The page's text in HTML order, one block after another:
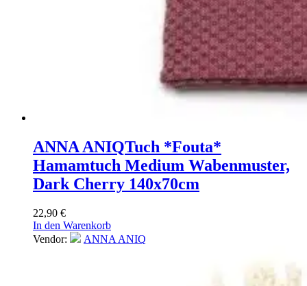
ANNA ANIQTuch *Fouta*
Hamamtuch Medium Wabenmuster,
Dark Cherry 140x70cm
22,90 €
In den Warenkorb
Vendor:
ANNA ANIQ